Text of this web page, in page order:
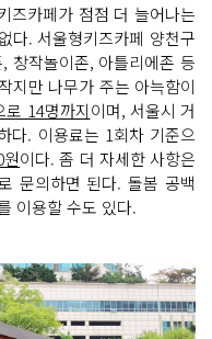
즈카페가 점점 더 늘어나는
다. 서울형키즈카페 양천구
창작놀이존, 아틀리에존 등
지만 나무가 주는 아늑함이
14명까지이며, 서울시 거
다. 이용료는 1회차 기준으
이다. 좀 더 자세한 사항은
문의하면 된다. 돌봄 공백
이용할 수도 있다.